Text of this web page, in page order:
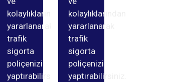
kolaylıklarından
yararlanarak
trafik
sigorta
poliçenizi
yaptırabilirsiniz.
kolaylıklarından
yararlanarak
trafik
sigorta
poliçenizi
yaptırabilirsiniz.